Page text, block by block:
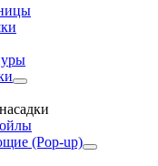
(Pop-up)